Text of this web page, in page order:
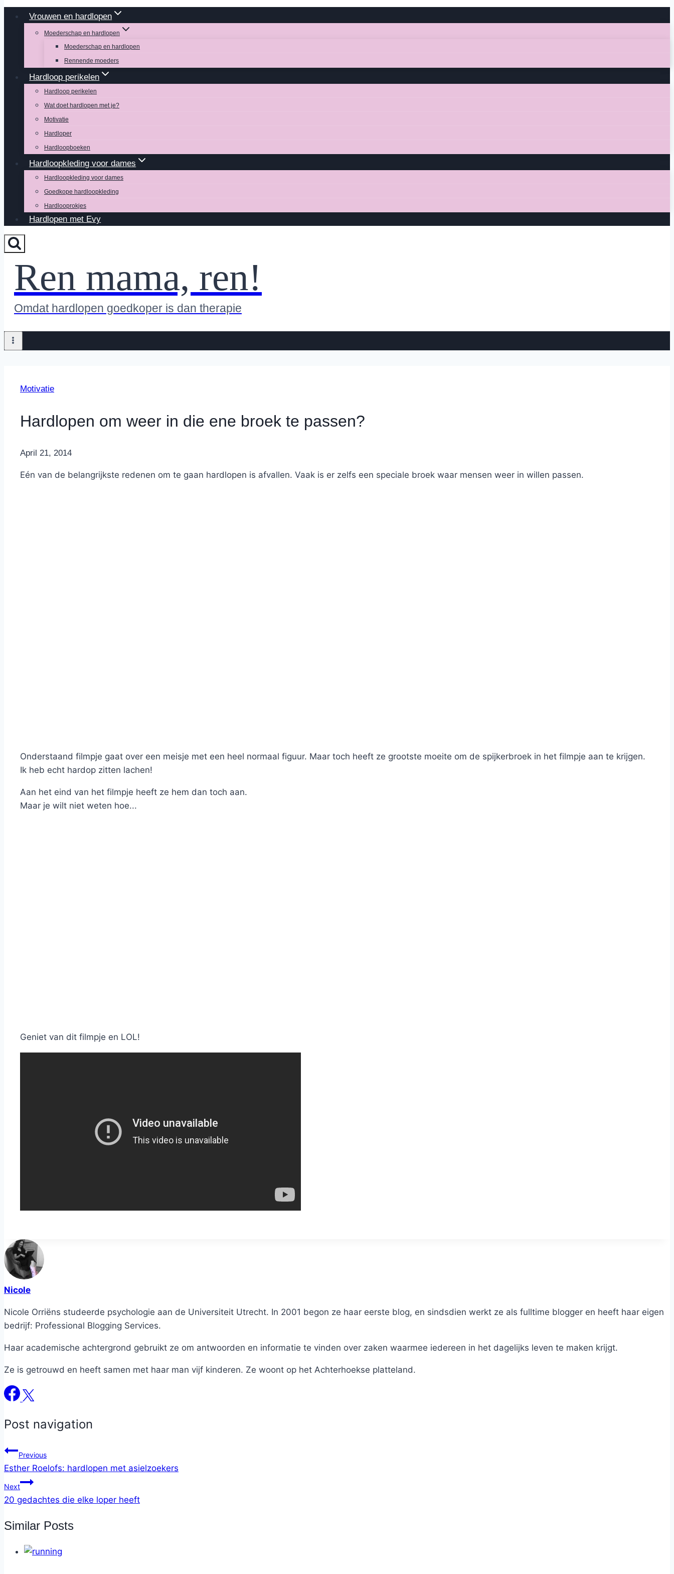
Vrouwen en hardlopen
Moederschap en hardlopen
Moederschap en hardlopen
Rennende moeders
Hardloop perikelen
Hardloop perikelen
Wat doet hardlopen met je?
Motivatie
Hardloper
Hardloopboeken
Hardloopkleding voor dames
Hardloopkleding voor dames
Goedkope hardloopkleding
Hardlooprokjes
Hardlopen met Evy
Ren mama, ren!
Omdat hardlopen goedkoper is dan therapie
Motivatie
Hardlopen om weer in die ene broek te passen?
ByNicole
April 21, 2014
Eén van de belangrijkste redenen om te gaan hardlopen is afvallen. Vaak is er zelfs een speciale broek waar mensen weer in willen passen.
Onderstaand filmpje gaat over een meisje met een heel normaal figuur. Maar toch heeft ze grootste moeite om de spijkerbroek in het filmpje aan te krijgen.
Ik heb echt hardop zitten lachen!
Aan het eind van het filmpje heeft ze hem dan toch aan.
Maar je wilt niet weten hoe...
Geniet van dit filmpje en LOL!
Nicole
Nicole Orriëns studeerde psychologie aan de Universiteit Utrecht. In 2001 begon ze haar eerste blog, en sindsdien werkt ze als fulltime blogger en heeft haar eigen
bedrijf: Professional Blogging Services.
Haar academische achtergrond gebruikt ze om antwoorden en informatie te vinden over zaken waarmee iedereen in het dagelijks leven te maken krijgt.
Ze is getrouwd en heeft samen met haar man vijf kinderen. Ze woont op het Achterhoekse platteland.
Post navigation
Previous
Esther Roelofs: hardlopen met asielzoekers
Next
20 gedachtes die elke loper heeft
Similar Posts